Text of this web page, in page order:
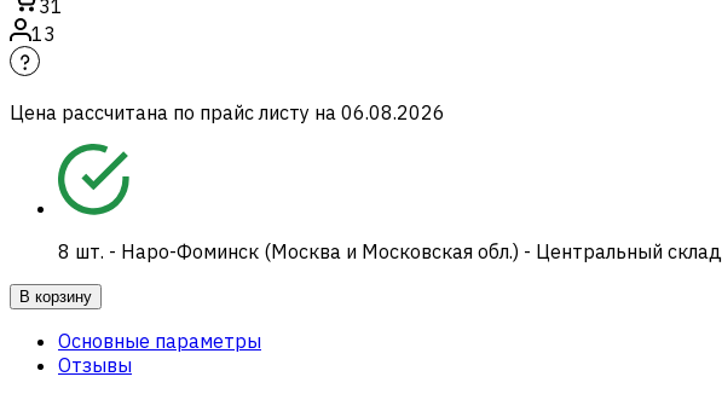
31
13
Цена рассчитана по прайс листу на 06.08.2026
8 шт. - Наро-Фоминск (Москва и Московская обл.) - Центральный склад
В корзину
Основные параметры
Отзывы